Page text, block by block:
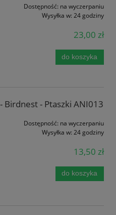
Dostępność: na wyczerpaniu
Wysyłka w: 24 godziny
23,00 zł
do koszyka
- Ptaszki ANI013
Dostępność: na wyczerpaniu
Wysyłka w: 24 godziny
13,50 zł
do koszyka